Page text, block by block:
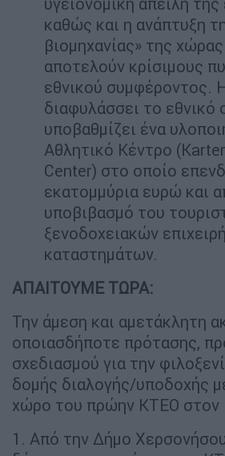
καθώς και η ανάπτυξη
βιομηχανίας» της
αποτελούν κρίσιμους
εθνικού συμφέροντος.
διαφυλάσσει το
υποβαθμίζει ένα
Αθλητικό Κέντρο
Center) στο οποίο
εκατομμύρια ευρώ και
υποβιβασμό του
ξενοδοχειακών
καταστημάτων.
ΑΠΑΙΤΟΥΜΕ ΤΩΡΑ:
Την άμεση και αμετάκλητη
οποιασδήποτε πρότασης,
σχεδιασμού για την
δομής διαλογής/υποδοχής
χώρο του πρώην ΚΤΕΟ στον
1. Από την Δήμο